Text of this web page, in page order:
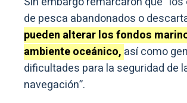
de pesca abandonados o
pueden alterar los fondos
ambiente oceánico, así como
dificultades para la seguridad de
navegación”.